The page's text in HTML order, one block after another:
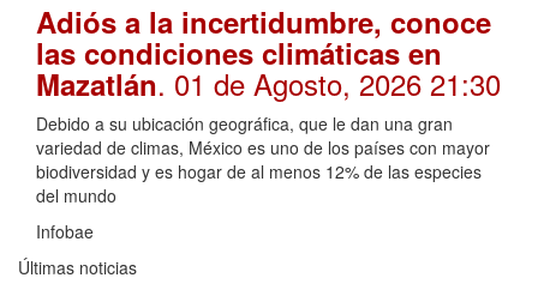
Adiós a la incertidumbre, conoce
las condiciones climáticas en
Mazatlán. 01 de Agosto, 2026 21:30
Debido a su ubicación geográfica, que le dan una gran
variedad de climas, México es uno de los países con mayor
biodiversidad y es hogar de al menos 12% de las especies
del mundo
Infobae
Últimas noticias